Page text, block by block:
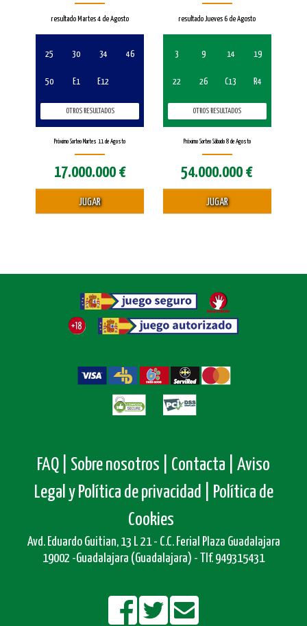
resultado Martes 4 de Agosto
25 30 34 46
50 E1 E12
OTROS RESULTADOS
Próximo Sorteo Martes 11 de Agosto
17.000.000 €
JUGAR
resultado Jueves 6 de Agosto
3 9 14 19
22 26 C13 R4
OTROS RESULTADOS
Próximo Sorteo Sábado 8 de Agosto
54.000.000 €
JUGAR
FAQ | Sobre nosotros | Contacta |
Aviso
Legal y Política de privacidad |
Política de
Cookies
Avd. Eduardo Guitian, 13 L 21 - C.C. Ferial Plaza Guadalajara
19002 -Guadalajara (Guadalajara) - Tlf. 949315431